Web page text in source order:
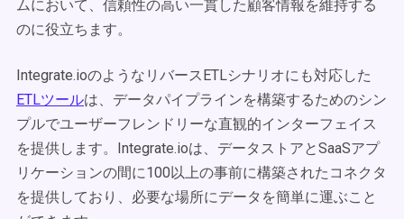
ムにおいて、信頼性の高い一貫した顧客情報を維持する
のに役立ちます。
Integrate.ioのようなリバースETLシナリオにも対応した
ETLツールは、データパイプラインを構築するためのシン
プルでユーザーフレンドリーな直観的インターフェイス
を提供します。Integrate.ioは、データストアとSaaSアプ
リケーションの間に100以上の事前に構築されたコネクタ
を提供しており、必要な場所にデータを簡単に運ぶこと